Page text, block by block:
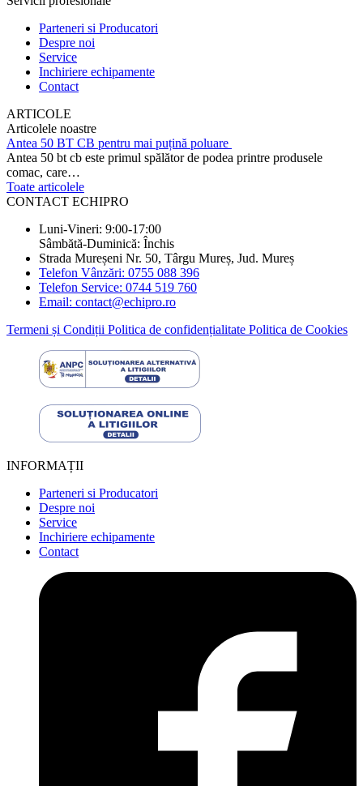
Parteneri si Producatori
Despre noi
Service
Inchiriere echipamente
Contact
ARTICOLE
Articolele noastre
Antea 50 BT CB pentru mai puțină poluare
Antea 50 bt cb este primul spălător de podea printre produsele
comac, care…
Toate articolele
CONTACT ECHIPRO
Luni-Vineri: 9:00-17:00
Sâmbătă-Duminică: Închis
Strada Mureșeni Nr. 50, Târgu Mureș, Jud. Mureș
Telefon Vânzări: 0755 088 396
Telefon Service: 0744 519 760
Email: contact@echipro.ro
Termeni și Condiții Politica de confidențialitate Politica de Cookies
INFORMAȚII
Parteneri si Producatori
Despre noi
Service
Inchiriere echipamente
Contact